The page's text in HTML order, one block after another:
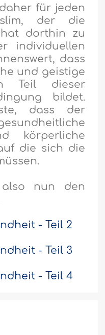
für jeden
der die
dorthin zu
individuellen
dass
und geistige
Teil dieser
bildet.
dass der
körperliche
die sich die
nun den
- Teil 2
- Teil 3
- Teil 4